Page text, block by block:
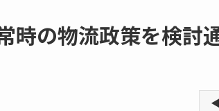
の物流政策を検討